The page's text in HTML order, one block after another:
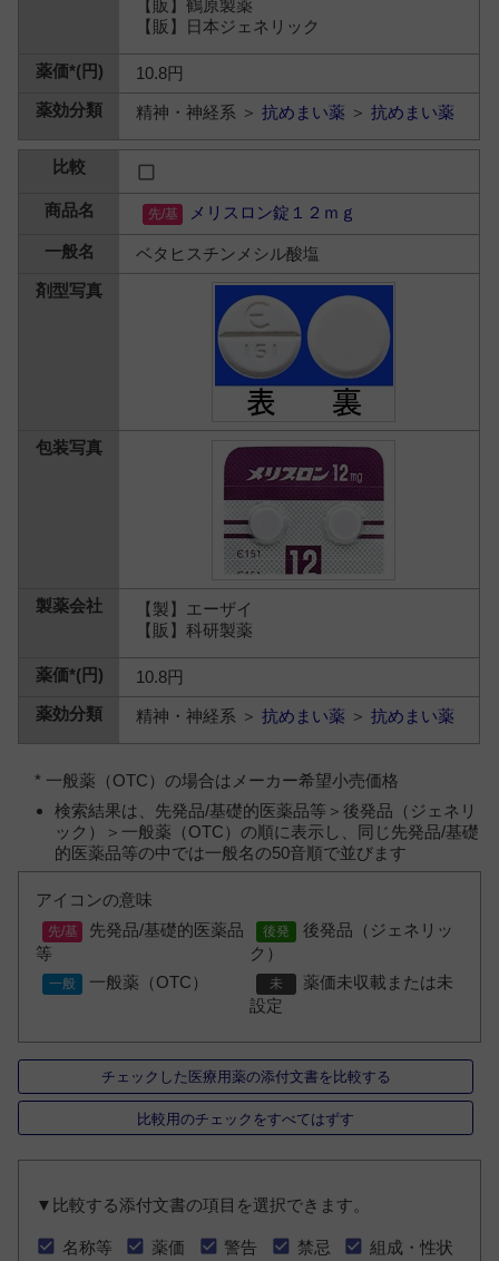
【販】鶴原製薬
【販】日本ジェネリック
10.8円
精神・神経系 ＞抗めまい薬 ＞抗めまい薬
メリスロン錠１２ｍｇ
ベタヒスチンメシル酸塩
【製】エーザイ
【販】科研製薬
10.8円
精神・神経系 ＞抗めまい薬 ＞抗めまい薬
* 一般薬（OTC）の場合はメーカー希望小売価格
検索結果は、先発品/基礎的医薬品等＞後発品（ジェネリ
ック）＞一般薬（OTC）の順に表示し、同じ先発品/基礎
的医薬品等の中では一般名の50音順で並びます
アイコンの意味
先発品/基礎的医薬品
等
後発品（ジェネリッ
ク）
一般薬（OTC）
薬価未収載または未
設定
チェックした医療用薬の添付文書を比較する
比較用のチェックをすべてはずす
▼比較する添付文書の項目を選択できます。
名称等 薬価 警告 禁忌
組成・性状